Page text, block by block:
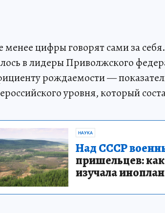
менее цифры говорят сами за
в лидеры Приволжского
рождаемости —
уровня, который
НАУКА
Над СССР
пришельцев: как
изучала